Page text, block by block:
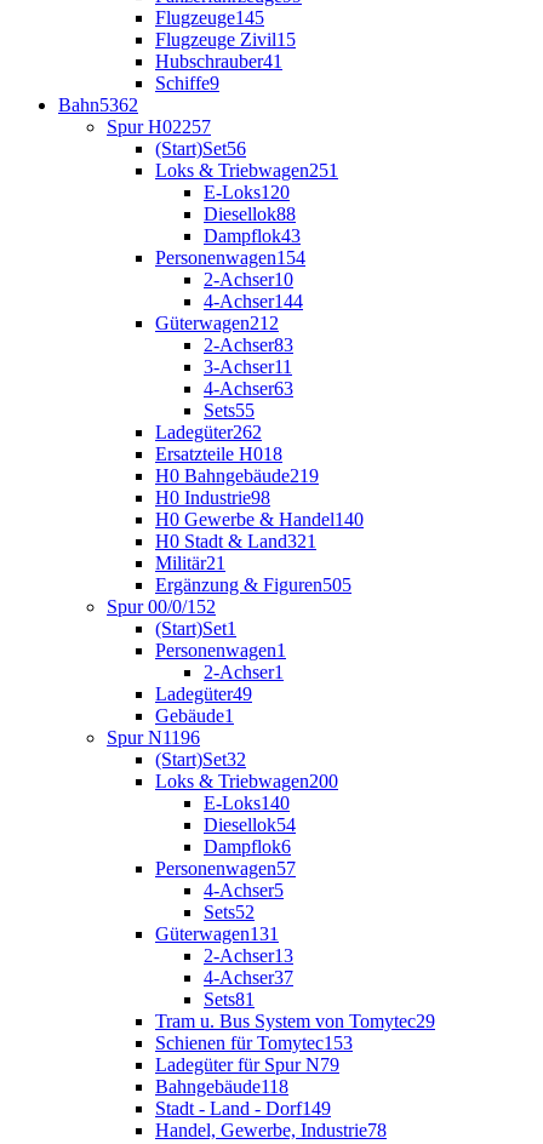
Flugzeuge145
Flugzeuge Zivil15
Hubschrauber41
Schiffe9
Bahn5362
Spur H02257
(Start)Set56
Loks & Triebwagen251
E-Loks120
Diesellok88
Dampflok43
Personenwagen154
2-Achser10
4-Achser144
Güterwagen212
2-Achser83
3-Achser11
4-Achser63
Sets55
Ladegüter262
Ersatzteile H018
H0 Bahngebäude219
H0 Industrie98
H0 Gewerbe & Handel140
H0 Stadt & Land321
Militär21
Ergänzung & Figuren505
Spur 00/0/1 52
(Start)Set1
Personenwagen1
2-Achser1
Ladegüter49
Gebäude1
Spur N1196
(Start)Set32
Loks & Triebwagen200
E-Loks140
Diesellok54
Dampflok6
Personenwagen57
4-Achser5
Sets52
Güterwagen131
2-Achser13
4-Achser37
Sets81
Tram u. Bus System von Tomytec29
Schienen für Tomytec153
Ladegüter für Spur N79
Bahngebäude118
Stadt - Land - Dorf149
Handel, Gewerbe, Industrie78